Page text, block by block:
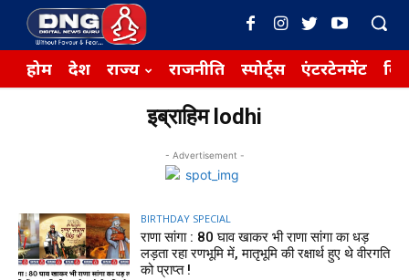
होम देश राज्य राजनीति स्पोर्ट्स एंटरटेनमेंट
इब्राहिम lodhi
- Advertisement -
BIRTHDAY SPECIAL
राणा सांगा : 80 घाव खाकर भी राणा सांगा का धड़
लड़ता रहा रणभूमि में, मातृभूमि की रक्षार्थ हुए थे वीरगति
को प्राप्त !